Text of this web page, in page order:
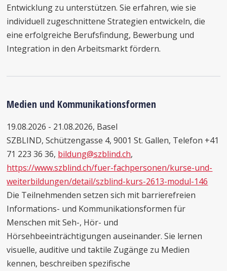
Entwicklung zu unterstützen. Sie erfahren, wie sie
individuell zugeschnittene Strategien entwickeln, die
eine erfolgreiche Berufsfindung, Bewerbung und
Integration in den Arbeitsmarkt fördern.
Medien und Kommunikationsformen
19.08.2026 - 21.08.2026, Basel
SZBLIND, Schützengasse 4, 9001 St. Gallen, Telefon +41
71 223 36 36, bildung@szblind.ch,
https://www.szblind.ch/fuer-fachpersonen/kurse-und-
weiterbildungen/detail/szblind-kurs-2613-modul-146
Die Teilnehmenden setzen sich mit barrierefreien
Informations- und Kommunikationsformen für
Menschen mit Seh-, Hör- und
Hörsehbeeinträchtigungen auseinander. Sie lernen
visuelle, auditive und taktile Zugänge zu Medien
kennen, beschreiben spezifische